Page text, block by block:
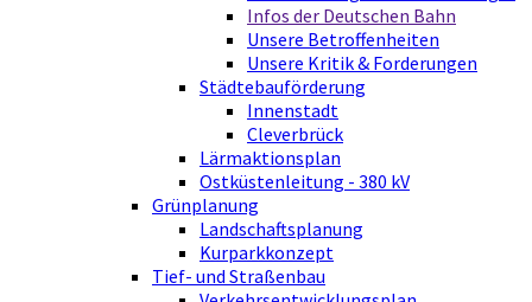
Infos der Deutschen Bahn
Unsere Betroffenheiten
Unsere Kritik & Forderungen
Städtebauförderung
Innenstadt
Cleverbrück
Lärmaktionsplan
Ostküstenleitung - 380 kV
Grünplanung
Landschaftsplanung
Kurparkkonzept
Tief- und Straßenbau